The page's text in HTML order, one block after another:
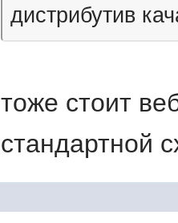
дистрибутив
тоже стоит
стандартной